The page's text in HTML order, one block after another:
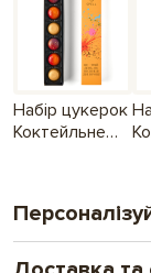
Набір цукерок
Коктейльне